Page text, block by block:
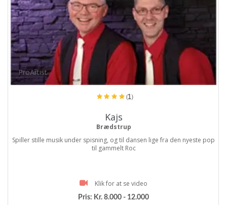
ProArtist
(1)
Kajs
Brædstrup
Spiller stille musik under spisning, og til dansen lige fra den nyeste pop
til gammelt Roc
Klik for at se video
Pris: Kr. 8.000 - 12.000